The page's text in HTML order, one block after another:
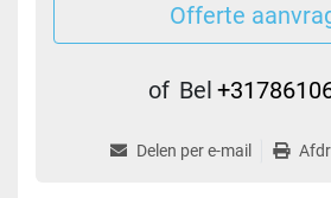
Offerte
of Bel
Delen per e-mail